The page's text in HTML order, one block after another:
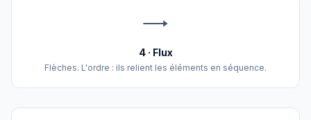
4 · Flux
Flèches. L'ordre : ils relient les éléments en séquence.